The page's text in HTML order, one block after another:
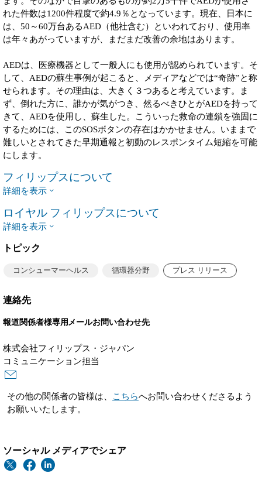
れた件数は1200件程度で約4.9％となっています。現在、日本に
は、50～60万台あるAED（他社含む）といわれており、使用率
は年々あがっていますが、まだまだ改善の余地はあります。
AEDは、医療機器として一般人にも使用が認められています。そ
して、AEDの蘇生事例が起こると、メディアなどでは“奇跡”と称
せられます。その理由は、大きく３つあると考えています。ま
ず、倒れた方に、誰かが気がつき、然るべきひとがAEDを持って
きて、AEDを使用し、蘇生した。こういった救命の連鎖を強固に
するためには、このSOSボタンの存在はかかせません。いままで
難しいとされてきた早期通報と初動のレスポンタイム短縮を可能
にします。
フィリップスについて
詳細を表示
ロイヤル フィリップスについて
詳細を表示
トピック
コンシューマーヘルス 循環器分野 プレス リリース
連絡先
報道関係者様専用メールお問い合わせ先
株式会社フィリップス・ジャパン
コミュニケーション担当
その他の関係者の皆様は、 こちらへお問い合わせくださるよう
お願いいたします。
ソーシャル メディアでシェア